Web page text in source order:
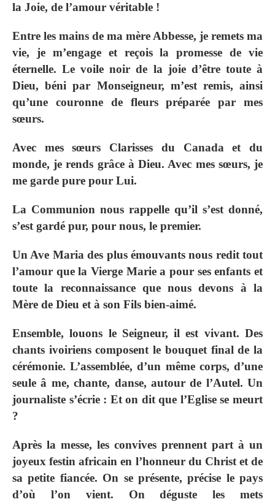
la Joie, de l’amour véritable !
Entre les mains de ma mère Abbesse, je remets ma
vie, je m’engage et reçois la promesse de vie
éternelle. Le voile noir de la joie d’être toute à
Dieu, béni par Monseigneur, m’est remis, ainsi
qu’une couronne de fleurs préparée par mes
sœurs.
Avec mes sœurs Clarisses du Canada et du
monde, je rends grâce à Dieu. Avec mes sœurs, je
me garde pure pour Lui.
La Communion nous rappelle qu’il s’est donné,
s’est gardé pur, pour nous, le premier.
Un Ave Maria des plus émouvants nous redit tout
l’amour que la Vierge Marie a pour ses enfants et
toute la reconnaissance que nous devons à la
Mère de Dieu et à son Fils bien‐aimé.
Ensemble, louons le Seigneur, il est vivant. Des
chants ivoiriens composent le bouquet final de la
cérémonie. L’assemblée, d’un même corps, d’une
seule â me, chante, danse, autour de l’Autel. Un
journaliste s’écrie : Et on dit que l’Eglise se meurt
?
Après la messe, les convives prennent part à un
joyeux festin africain en l’honneur du Christ et de
sa petite fiancée. On se présente, précise le pays
d’où l’on vient. On déguste les mets